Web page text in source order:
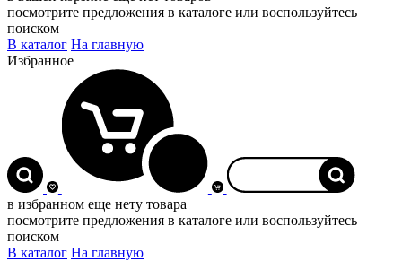
посмотрите предложения в каталоге или воспользуйтесь
поиском
В каталог На главную
Избранное
в избранном еще нету товара
посмотрите предложения в каталоге или воспользуйтесь
поиском
В каталог На главную